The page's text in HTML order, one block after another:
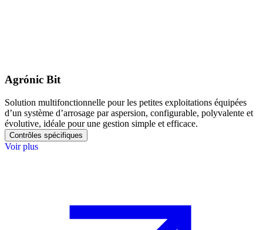
Agrónic Bit
Solution multifonctionnelle pour les petites exploitations équipées
d’un système d’arrosage par aspersion, configurable, polyvalente et
évolutive, idéale pour une gestion simple et efficace.
Contrôles spécifiques
Voir plus